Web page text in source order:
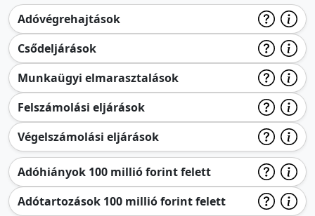
Adóvégrehajtások
Csődeljárások
Munkaügyi elmarasztalások
Felszámolási eljárások
Végelszámolási eljárások
Adóhiányok 100 millió forint felett
Adótartozások 100 millió forint felett